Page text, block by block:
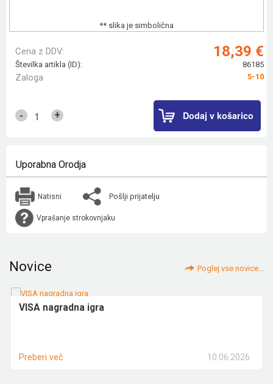
** slika je simbolična
Cena z DDV: 18,39 €
Številka artikla (ID): 86185
Zaloga 5-10
- + Dodaj v košarico
Uporabna Orodja
Natisni Pošlji prijatelju
Vprašanje strokovnjaku
Novice Poglej vse novice...
VISA nagradna igra
10.06.2026
Preberi več